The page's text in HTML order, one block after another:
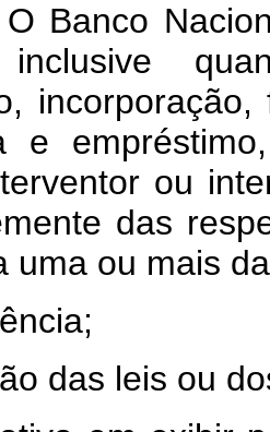
inclusive
e
ou
das
uma ou mais
das leis ou